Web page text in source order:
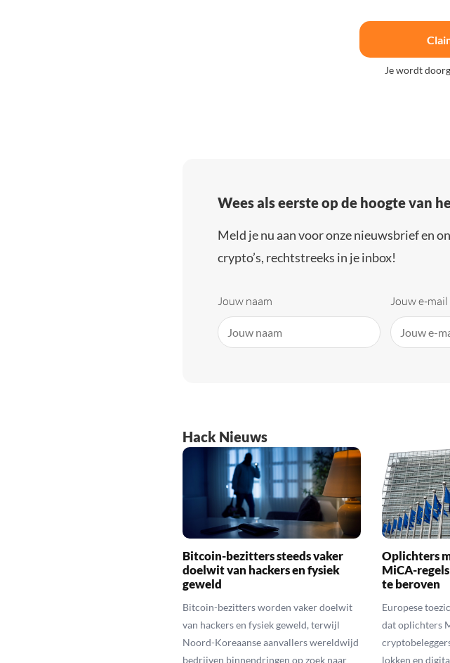
Je wordt
Wees als eerste op de hoogte van
Meld je nu aan voor onze nieuwsbrief en
crypto’s, rechtstreeks in je inbox!
Jouw naam Jouw e-mail
Hack Nieuws
Bitcoin-bezitters steeds vaker
doelwit van hackers en fysiek
geweld
Bitcoin-bezitters worden vaker doelwit
van hackers en fysiek geweld, terwijl
Noord-Koreaanse aanvallers wereldwijd
bedrijven binnendringen op zoek naar
Oplichters
MiCA-
te beroven
Europese
dat oplichters
lokken en